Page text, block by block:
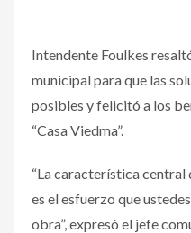
Intendente Foulkes
municipal para que las
posibles y felicitó a los
“Casa Viedma”.
“La característica
es el esfuerzo que
obra”, expresó el jefe